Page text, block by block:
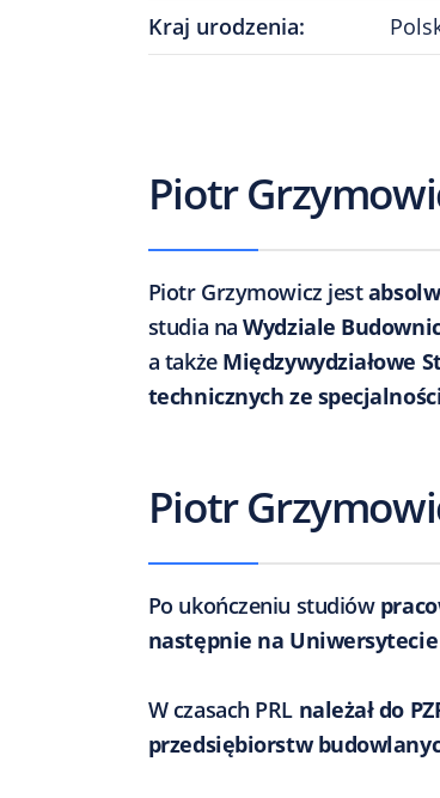
Kraj urodzenia:
Piotr
Piotr Grzymowicz jest
studia naWydziale
a także Międzywydziałowe
technicznych ze
Piotr
Po ukończeniu studiów
następnie na
W czasach PRL należał do
przedsiębiorstw